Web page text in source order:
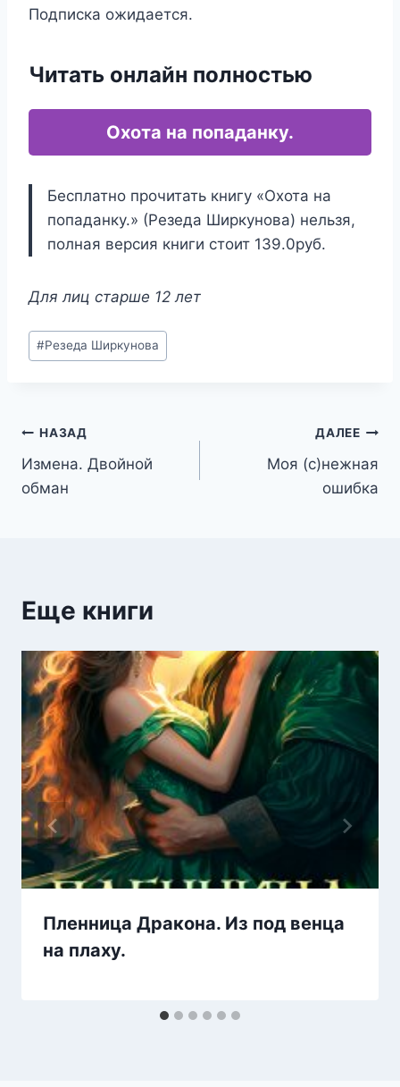
Подписка ожидается.
Читать онлайн полностью
Охота на попаданку.
Бесплатно прочитать книгу «Охота на
попаданку.» (Резеда Ширкунова) нельзя,
полная версия книги стоит 139.0руб.
Для лиц старше 12 лет
Метки
записи:
#Резеда Ширкунова
Навигация
по
НАЗАД
Измена. Двойной
обман
ДАЛЕЕ
Моя (с)нежная
ошибка
Еще книги
Пленница Дракона. Из под венца
на плаху.